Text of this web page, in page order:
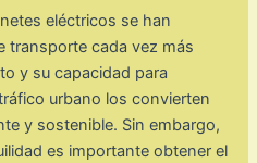
eléctricos se han
transporte cada vez más
y su capacidad para
urbano los convierten
y sostenible. Sin embargo,
es importante obtener el